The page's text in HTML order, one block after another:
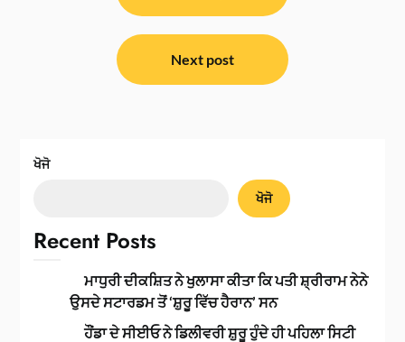
Next post
ਖੋਜੋ
ਖੋਜੋ
Recent Posts
ਮਾਧੁਰੀ ਦੀਕਸ਼ਿਤ ਨੇ ਖੁਲਾਸਾ ਕੀਤਾ ਕਿ ਪਤੀ ਸ਼੍ਰੀਰਾਮ ਨੇਨੇ
ਉਸਦੇ ਸਟਾਰਡਮ ਤੋਂ ‘ਸ਼ੁਰੂ ਵਿੱਚ ਹੈਰਾਨ’ ਸਨ
ਹੌਂਡਾ ਦੇ ਸੀਈਓ ਨੇ ਡਿਲੀਵਰੀ ਸ਼ੁਰੂ ਹੁੰਦੇ ਹੀ ਪਹਿਲਾ ਸਿਟੀ